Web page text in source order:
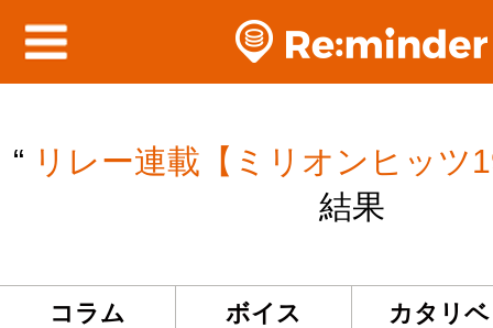
“ リレー連載【ミリオンヒッツ
結果
コラム ボイス カタリベ